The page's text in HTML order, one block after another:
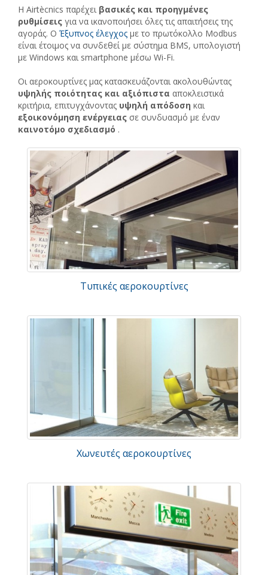
Η Airtècnics παρέχει βασικές και προηγμένες
ρυθμίσεις για να ικανοποιήσει όλες τις απαιτήσεις της
αγοράς. Ο Έξυπνος έλεγχος με το πρωτόκολλο Modbus
είναι έτοιμος να συνδεθεί με σύστημα BMS, υπολογιστή
με Windows και smartphone μέσω Wi-Fi.
Οι αεροκουρτίνες μας κατασκευάζονται ακολουθώντας
υψηλής ποιότητας και αξιόπιστα αποκλειστικά
κριτήρια, επιτυγχάνοντας υψηλή απόδοση και
εξοικονόμηση ενέργειας σε συνδυασμό με έναν
καινοτόμο σχεδιασμό .
Τυπικές αεροκουρτίνες
Χωνευτές αεροκουρτίνες